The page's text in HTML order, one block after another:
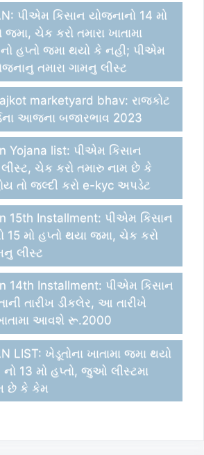
પીએમ કિસાન યોજનાનો 14 મો
જમા, ચેક કરો તમારા ખાતામા
હપ્તો જમા થયો કે નહી; પીએમ
તમારા ગામનુ લીસ્ટ
marketyard bhav: રાજકોટ
આજના બજારભાવ 2023
Yojana list: પીએમ કિસાન
ચેક કરો તમારુ નામ છે કે
તો જલ્દી કરો e-kyc અપડેટ
15th Installment: પીએમ કિસાન
15 મો હપ્તો થયા જમા, ચેક કરો
લીસ્ટ
14th Installment: પીએમ કિસાન
તારીખ ડીકલેર, આ તારીખે
આવશે રૂ.2000
LIST: ખેડૂતોના ખાતામા જમા થયો
13 મો હપ્તો, જુઓ લીસ્ટમા
છે કે કેમ